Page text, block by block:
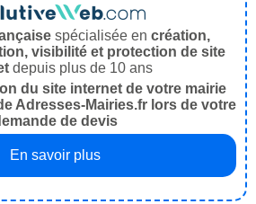
spécialisée en création,
visibilité et protection de site
depuis plus de 10 ans
du site internet de votre mairie
Adresses-Mairies.fr lors de votre
de devis
En savoir plus